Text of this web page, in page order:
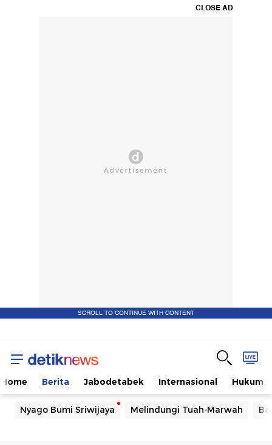
CLOSE AD
SCROLL TO CONTINUE WITH CONTENT
Home Berita Jabodetabek Internasional Hukum
Nyago Bumi Sriwijaya Melindungi Tuah-Marwah